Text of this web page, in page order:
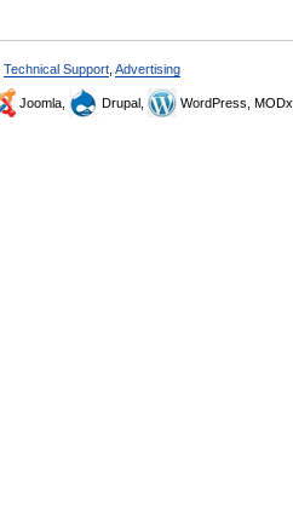
Technical Support Advertising
Joomla, Drupal, WordPress, MODx.